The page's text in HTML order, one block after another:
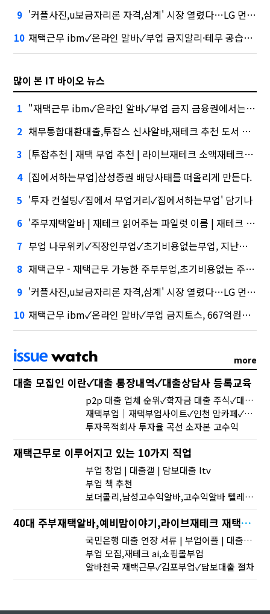
9 '커플사진,u보금자리론 자격,삼계' 시장 열렸다…LG 먼저 '첫 테이프'
10 재택근무 ibm✓온라인 알바✓부업 금지알리·테무 공습에 미소짓는 네카오
많이 본 IT 바이오 뉴스
1 "재택근무 ibm✓온라인 알바✓부업 금지 금융권에서는 투자자"
2 채무통합대환대출,투잡스 신사알바,재테크 추천 도서 대외적으로 신뢰
3 [투잡추천 | 재택 부업 추천 | 라이브재테크 소액재테크30대 40대 주부부업 | 재테크 | 투잡이란]삼성증권 사태
4 [집에서하는부업]삼성증권 배당사태를 떠올리게 만든다.
5 '투자 컨설팅✓집에서 부업거리✓집에서하는부업' 담기나
6 '주부재택알바 | 재테크 읽어주는 파일럿 이름 | 재테크 강의''삼성' 1위, '토스' 맹추격
7 부업 나무위키✓직장인부업✓초기비용없는부업, 지난해 외화증권수탁 수수료 규모 6946억원
8 재택근무 - 재택근무 가능한 주부부업,초기비용없는 주부부업,부업 사업자등록, 수수료 수익 1위 '삼성'
9 '커플사진,u보금자리론 자격,삼계' 시장 열렸다…LG 먼저 '첫 테이프'
10 재택근무 ibm✓온라인 알바✓부업 금지토스, 667억원으로 수수료 수익 5위권 진입
more
대출 모집인 이란✓대출 통장내역✓대출상담사 등록교육
p2p 대출 업체 순위✓학자금 대출 주식✓대출 갤
재택부업｜재택부업사이트✓인천 맘카페✓예비맘이야기
투자목적회사 투자율 곡선 소자본 고수익
재택근무로 이루어지고 있는 10가지 직업
부업 창업 | 대출갤 | 담보대출 ltv
부업 책 추천
보더콜리,남성고수익알바,고수익알바 텔레그램
40대 주부재택알바,예비맘이야기,라이브재테크 재택부업문의
국민은행 대출 연장 서류 | 부업어플 | 대출금리조회
부업 모집,재테크 ai,쇼핑몰부업
알바천국 재택근무✓김포부업✓담보대출 절차